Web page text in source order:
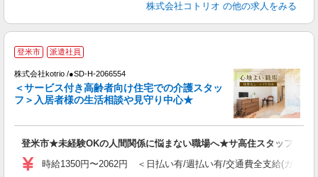
株式会社コトリオ の他の求人をみる
登米市 派遣社員
株式会社kotrio /●SD-H-2066554
＜サービス付き高齢者向け住宅での介護スタッ
フ＞入居者様の生活相談や見守り中心★
登米市★未経験OKの人間関係に悩まない職場へ★サ高住スタッフ
時給1350円〜2062円 ＜日払い有/週払い有/交通費全支給(ガソリ